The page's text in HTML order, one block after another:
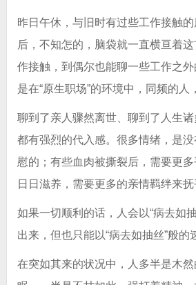
昨日午休，与旧时有过些工作接触
后，不知怎的，脑袋就一直横亘着
作接触，到偶尔也能聊一些工作之
是在“原生职场”的环境中，同频的人
聊到了亲人骤然离世、聊到了人生
都有强烈的代入感。很多情绪，是
慰的；有些血肉被撕裂后，需要更
日日滋养，需要更多的亲情羁绊来抚
如果一切顺利的话，人会以“病去如
出来，但也只能以“病去如抽丝”般的
在突如其来的状况中，人多半是木